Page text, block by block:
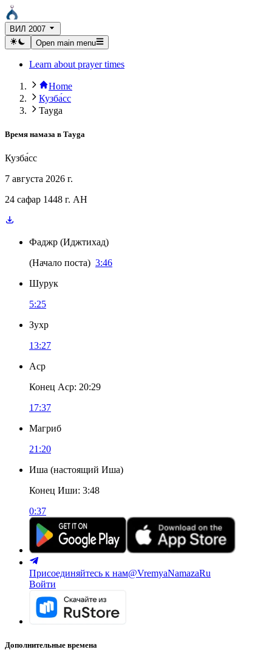
ВИЛ 2007
Open main menu
Learn about prayer times
Home
Кузба́сс
Tayga
Время намаза в Tayga
Кузба́сс
7 августа 2026 г.
24 сафар 1448 г. AH
Фаджр (Иджтихад)
(Начало поста) 3:46
Шурук
5:25
Зухр
13:27
Аср
Конец Аср: 20:29
17:37
Магриб
21:20
Иша (настоящий Иша)
Конец Иши: 3:48
0:37
Присоединяйтесь к нам@VremyaNamazaRu
Войти
Дополнительные времена